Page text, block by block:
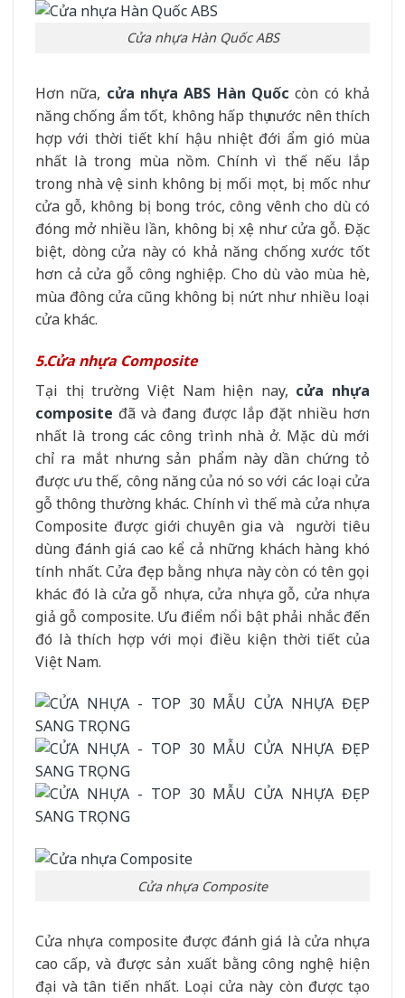
Cửa nhựa Hàn Quốc ABS
Hơn nữa, cửa nhựa ABS Hàn Quốc còn có khả
năng chống ẩm tốt, không hấp thụ nước nên thích
hợp với thời tiết khí hậu nhiệt đới ẩm gió mùa
nhất là trong mùa nồm. Chính vì thế nếu lắp
trong nhà vệ sinh không bị mối mọt, bị mốc như
cửa gỗ, không bị bong tróc, công vênh cho dù có
đóng mở nhiều lần, không bị xệ như cửa gỗ. Đặc
biệt, dòng cửa này có khả năng chống xước tốt
hơn cả cửa gỗ công nghiệp. Cho dù vào mùa hè,
mùa đông cửa cũng không bị nứt như nhiều loại
cửa khác.
5.Cửa nhựa Composite
Tại thị trường Việt Nam hiện nay, cửa nhựa
composite đã và đang được lắp đặt nhiều hơn
nhất là trong các công trình nhà ở. Mặc dù mới
chỉ ra mắt nhưng sản phẩm này dần chứng tỏ
được ưu thế, công năng của nó so với các loại cửa
gỗ thông thường khác. Chính vì thế mà cửa nhựa
Composite được giới chuyên gia và người tiêu
dùng đánh giá cao kể cả những khách hàng khó
tính nhất. Cửa đẹp bằng nhựa này còn có tên gọi
khác đó là cửa gỗ nhựa, cửa nhựa gỗ, cửa nhựa
giả gỗ composite. Ưu điểm nổi bật phải nhắc đến
đó là thích hợp với mọi điều kiện thời tiết của
Việt Nam.
Cửa nhựa Composite
Cửa nhựa composite được đánh giá là cửa nhựa
cao cấp, và được sản xuất bằng công nghệ hiện
đại và tân tiến nhất. Loại cửa này còn được tạo